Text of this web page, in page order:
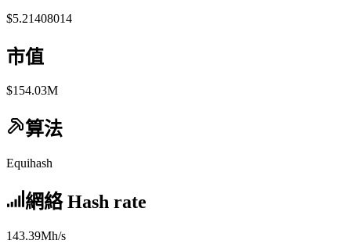
$5.21408014
市值
$154.03M
算法
Equihash
網絡 Hash rate
143.39Mh/s